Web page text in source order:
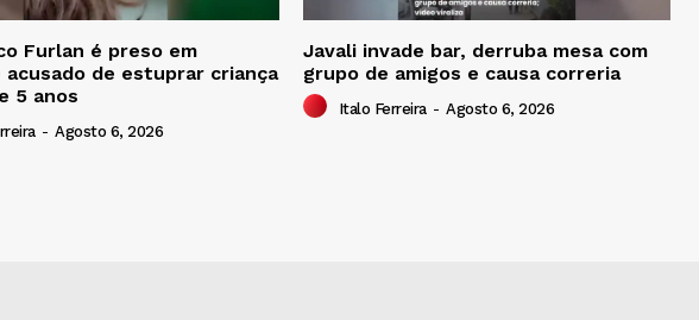
Furlan é preso em
de estuprar criança
5 anos
- Agosto 6, 2026
Javali invade bar, derruba mesa com
grupo de amigos e causa correria
Italo Ferreira - Agosto 6, 2026